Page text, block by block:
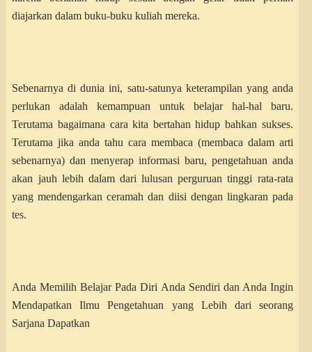
diajarkan dalam buku-buku kuliah mereka.
Sebenarnya di dunia ini, satu-satunya keterampilan yang anda
perlukan adalah kemampuan untuk belajar hal-hal baru.
Terutama bagaimana cara kita bertahan hidup bahkan sukses.
Terutama jika anda tahu cara membaca (membaca dalam arti
sebenarnya) dan menyerap informasi baru, pengetahuan anda
akan jauh lebih dalam dari lulusan perguruan tinggi rata-rata
yang mendengarkan ceramah dan diisi dengan lingkaran pada
tes.
Anda Memilih Belajar Pada Diri Anda Sendiri dan Anda Ingin
Mendapatkan Ilmu Pengetahuan yang Lebih dari seorang
Sarjana Dapatkan